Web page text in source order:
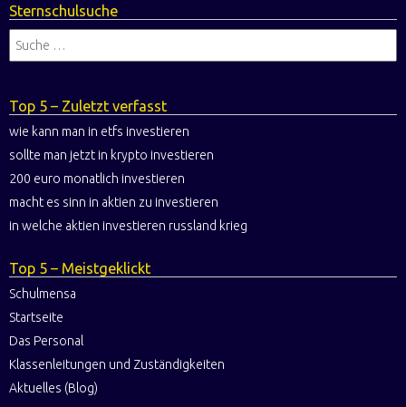
Sternschulsuche
Top 5 – Zuletzt verfasst
wie kann man in etfs investieren
sollte man jetzt in krypto investieren
200 euro monatlich investieren
macht es sinn in aktien zu investieren
in welche aktien investieren russland krieg
Top 5 – Meistgeklickt
Schulmensa
Startseite
Das Personal
Klassenleitungen und Zuständigkeiten
Aktuelles (Blog)